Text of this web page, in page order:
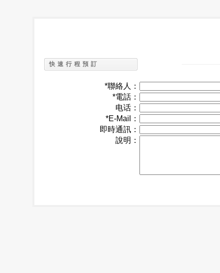
快速行程預訂
*聯絡人：
*電話：
电话：
*E-Mail：
即時通訊：
說明：